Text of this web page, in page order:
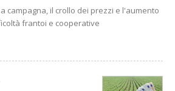
campagna, il crollo dei prezzi e l'aumento
frantoi e cooperative